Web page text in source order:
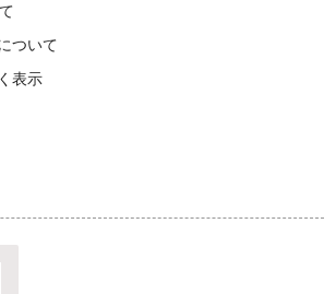
ついて
表示